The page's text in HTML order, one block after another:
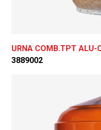
URNA COMB.TPT ALU-
3889002